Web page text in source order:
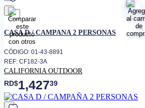
favorito
CASA D / CAMPANA 2 PERSONAS
CÓDIGO: 01-43-8891
REF: CF182-3A
CALIFORNIA OUTDOOR
RD$1,42739